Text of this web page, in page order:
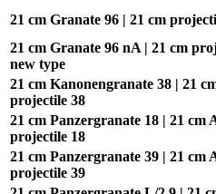
21 cm Granate 96 | 21 cm
21 cm Granate 96 nA | 21 cm
new type
21 cm Kanonengranate 38 | 21
projectile 38
21 cm Panzergranate 18 | 21 cm
projectile 18
21 cm Panzergranate 39 | 21 cm
projectile 39